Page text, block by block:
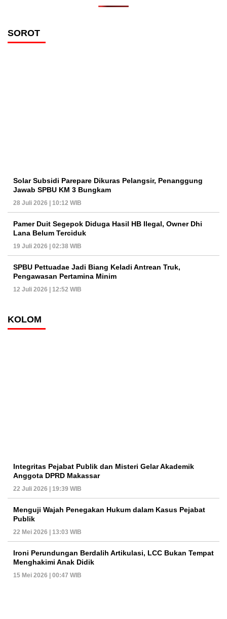
SOROT
Solar Subsidi Parepare Dikuras Pelangsir, Penanggung
Jawab SPBU KM 3 Bungkam
28 Juli 2026 | 10:12 WIB
Pamer Duit Segepok Diduga Hasil HB Ilegal, Owner Dhi
Lana Belum Terciduk
19 Juli 2026 | 02:38 WIB
SPBU Pettuadae Jadi Biang Keladi Antrean Truk,
Pengawasan Pertamina Minim
12 Juli 2026 | 12:52 WIB
KOLOM
Integritas Pejabat Publik dan Misteri Gelar Akademik
Anggota DPRD Makassar
22 Juli 2026 | 19:39 WIB
Menguji Wajah Penegakan Hukum dalam Kasus Pejabat
Publik
22 Mei 2026 | 13:03 WIB
Ironi Perundungan Berdalih Artikulasi, LCC Bukan Tempat
Menghakimi Anak Didik
15 Mei 2026 | 00:47 WIB